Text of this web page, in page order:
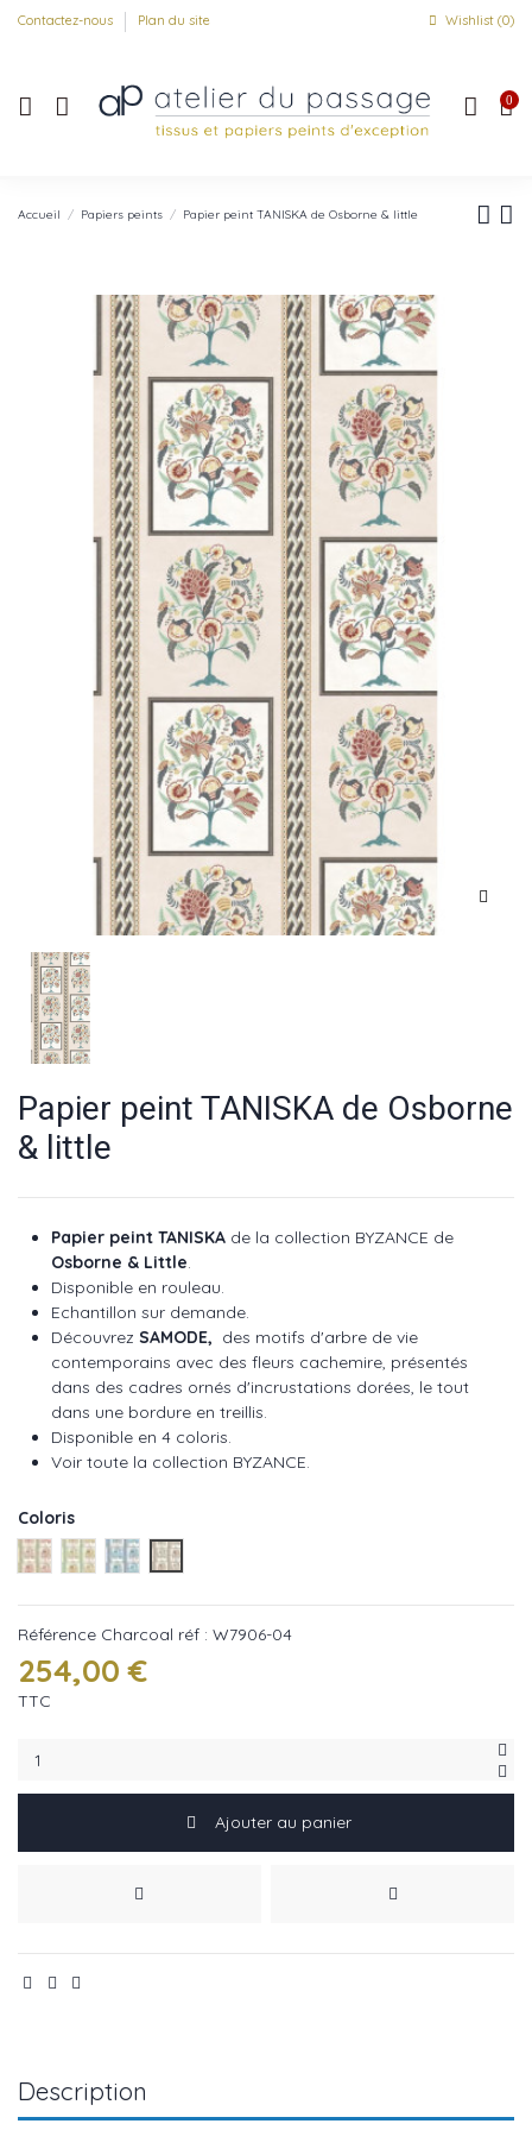
Contactez-nous Plan du site Wishlist (0)
0
Accueil Papiers peints Papier peint TANISKA de Osborne & little
Papier peint TANISKA de Osborne
& little
Papier peint TANISKA de la collection BYZANCE de
Osborne & Little
Disponible en rouleau.
Echantillon sur demande.
Découvrez SAMODE, des motifs d'arbre de vie
contemporains avec des fleurs cachemire, présentés
dans des cadres ornés d'incrustations dorées, le tout
dans une bordure en treillis.
Disponible en 4 coloris.
Voir toute la collection BYZANCE
Coloris
Corail réf : W7906-01
Apple réf : W7906-02
Cobalt réf : W7906-03
Charcoal réf : W7906-04
Référence Charcoal réf : W7906-04
254,00 €
TTC
Ajouter au panier
Description